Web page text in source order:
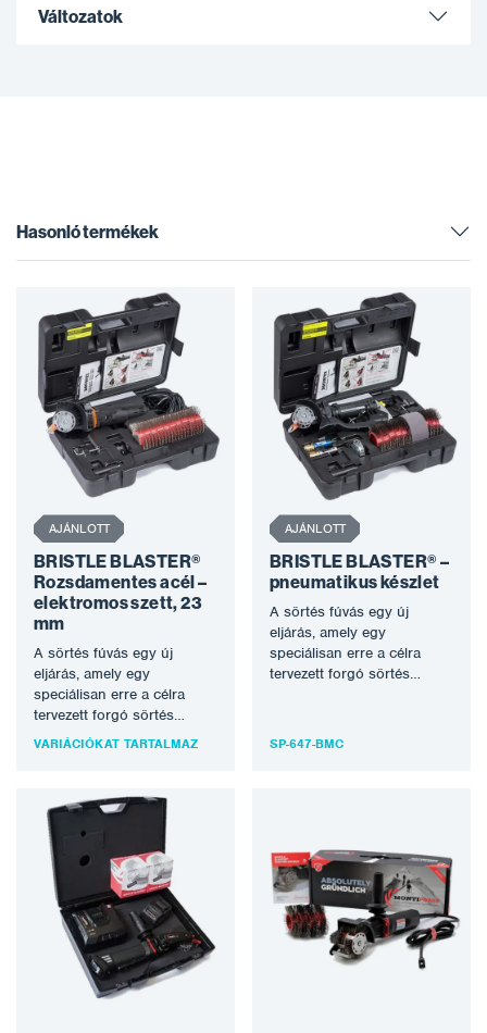
Változatok
Hasonló termékek
AJÁNLOTT
BRISTLE BLASTER®
Rozsdamentes acél –
elektromos szett, 23
mm
A sörtés fúvás egy új
eljárás, amely egy
speciálisan erre a célra
tervezett forgó sörtés
szerszámot használ a
VARIÁCIÓKAT TARTALMAZ
AJÁNLOTT
BRISTLE BLASTER® –
pneumatikus készlet
A sörtés fúvás egy új
eljárás, amely egy
speciálisan erre a célra
tervezett forgó sörtés
SP-647-BMC